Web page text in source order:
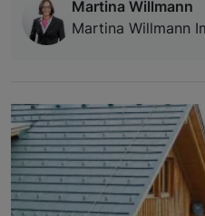
Martina Willmann
Martina Willmann